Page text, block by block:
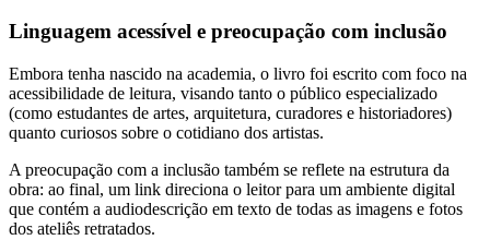
Linguagem acessível e preocupação com inclusão
Embora tenha nascido na academia, o livro foi escrito com foco na
acessibilidade de leitura, visando tanto o público especializado
(como estudantes de artes, arquitetura, curadores e historiadores)
quanto curiosos sobre o cotidiano dos artistas.
A preocupação com a inclusão também se reflete na estrutura da
obra: ao final, um link direciona o leitor para um ambiente digital
que contém a audiodescrição em texto de todas as imagens e fotos
dos ateliês retratados.